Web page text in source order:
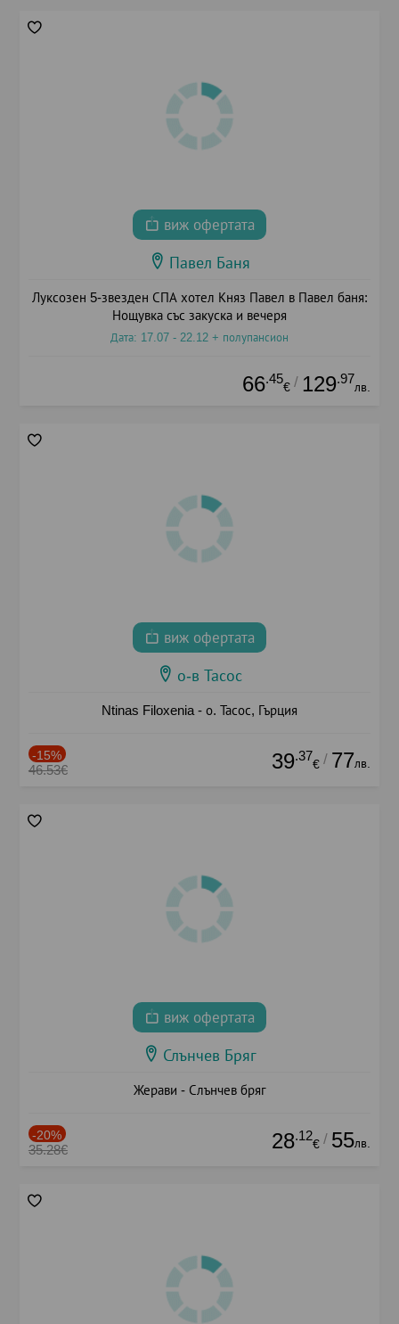
виж офертата
Павел Баня
Луксозен 5-звезден СПА хотел Княз Павел в Павел баня:
Нощувка със закуска и вечеря
Дата: 17.07 - 22.12 + полупансион
66.45
€ / 129.97
лв.
виж офертата
о-в Тасос
Ntinas Filoxenia - о. Тасос, Гърция
-15%
46.53€ 39.37
€ / 77лв.
виж офертата
Слънчев Бряг
Жерави - Слънчев бряг
-20%
35.28€ 28.12
€ / 55лв.